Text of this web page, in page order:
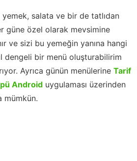
yemek, salata ve bir de tatlıdan
güne özel olarak mevsimine
ve sizi bu yemeğin yanına hangi
dengeli bir menü oluşturabilirim
Ayrıca günün menülerine Tarif
Android uygulaması üzerinden
mümkün.